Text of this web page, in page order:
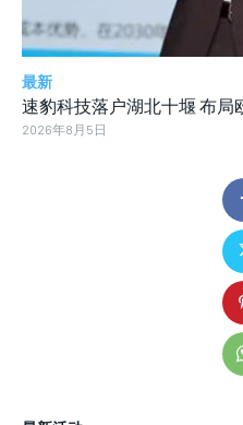
最新
速豹科技落户湖北十堰 布
2026年8月5日